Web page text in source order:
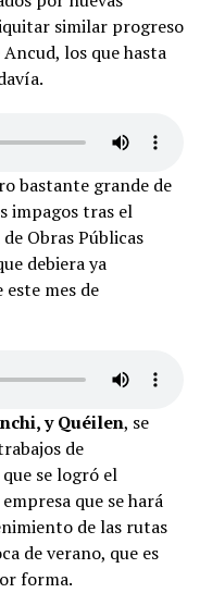
similar progreso
los que hasta
bastante grande de
impagos tras el
Obras Públicas
debiera ya
mes de
y Quéilen, se
de
se logró el
que se hará
de las rutas
de verano, que es
forma.